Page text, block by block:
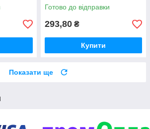
Готово до відправки
293,80 ₴
Купити
Показати ще